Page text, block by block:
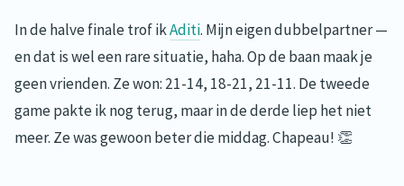
In de halve finale trof ikAditi. Mijn eigen dubbelpartner —
en dat is wel een rare situatie, haha. Op de baan maak je
geen vrienden. Ze won: 21-14, 18-21, 21-11. De tweede
game pakte ik nog terug, maar in de derde liep het niet
meer. Ze was gewoon beter die middag. Chapeau! 👏